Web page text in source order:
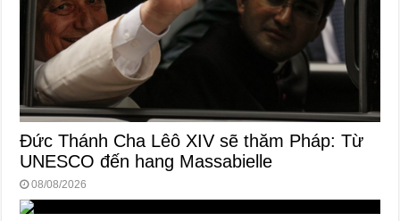
Đức Thánh Cha Lêô XIV sẽ thăm Pháp: Từ
UNESCO đến hang Massabielle
08/08/2026